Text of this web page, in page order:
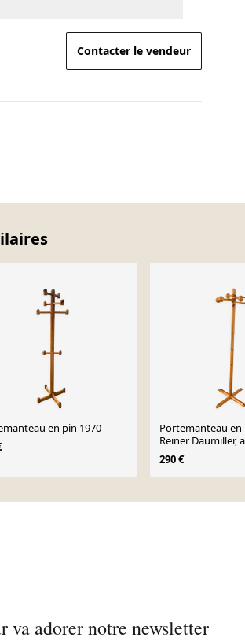
Contacter le vendeur
en pin 1970
Portemanteau
Reiner Daumiller,
290 €
va adorer notre newsletter